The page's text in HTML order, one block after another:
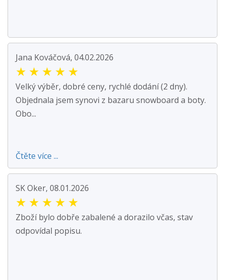
Jana Kováčová, 04.02.2026
★ ★ ★ ★ ★
Velký výběr, dobré ceny, rychlé dodání (2 dny).
Objednala jsem synovi z bazaru snowboard a boty.
Obo...
Čtěte více ...
SK Oker, 08.01.2026
★ ★ ★ ★ ★
Zboží bylo dobře zabalené a dorazilo včas, stav
odpovídal popisu.